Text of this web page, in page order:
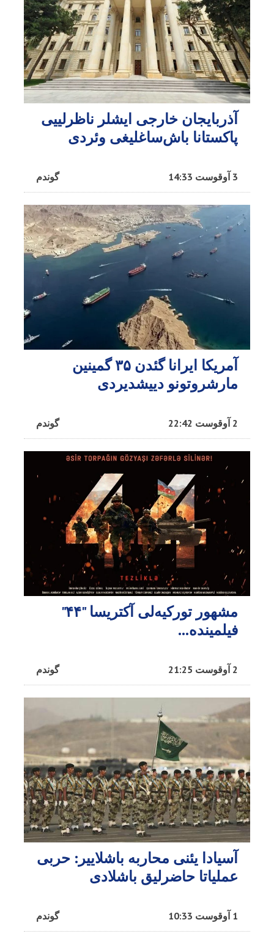
آذربایجان خارجی ایشلر ناظرلییی
پاکستانا باش‌ساغلیغی وئردی
گوندم 3 آوقوست 14:33
آمریکا ایرانا گئدن ۳۵ گمینین
مارشروتونو دییشدیردی
گوندم 2 آوقوست 22:42
مشهور تورکیه‌لی آکتریسا "۴۴"
فیلمینده...
گوندم 2 آوقوست 21:25
آسیادا یئنی محاربه باشلاییر: حربی
عملیاتا حاضرلیق باشلادی
گوندم 1 آوقوست 10:33